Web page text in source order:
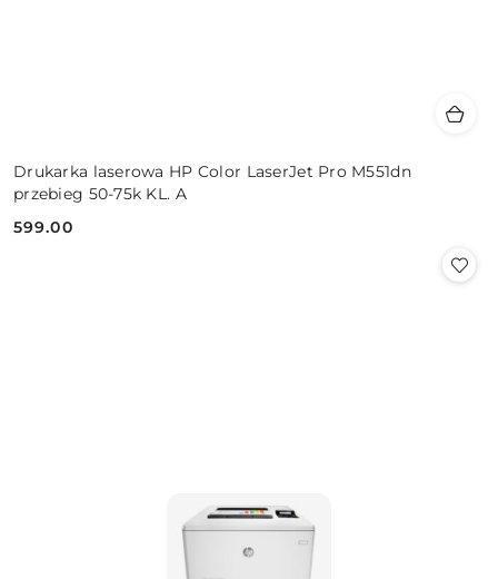
Drukarka laserowa HP Color LaserJet Pro M551dn
przebieg 50-75k KL. A
Cena:
599.00